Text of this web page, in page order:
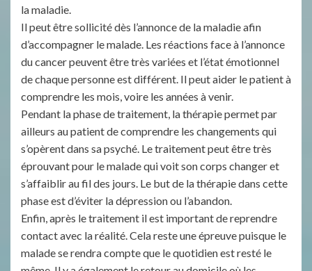
la maladie.
Il peut être sollicité dès l’annonce de la maladie afin
d’accompagner le malade. Les réactions face à l’annonce
du cancer peuvent être très variées et l’état émotionnel
de chaque personne est différent. Il peut aider le patient à
comprendre les mois, voire les années à venir.
Pendant la phase de traitement, la thérapie permet par
ailleurs au patient de comprendre les changements qui
s’opèrent dans sa psyché. Le traitement peut être très
éprouvant pour le malade qui voit son corps changer et
s’affaiblir au fil des jours. Le but de la thérapie dans cette
phase est d’éviter la dépression ou l’abandon.
Enfin, après le traitement il est important de reprendre
contact avec la réalité. Cela reste une épreuve puisque le
malade se rendra compte que le quotidien est resté le